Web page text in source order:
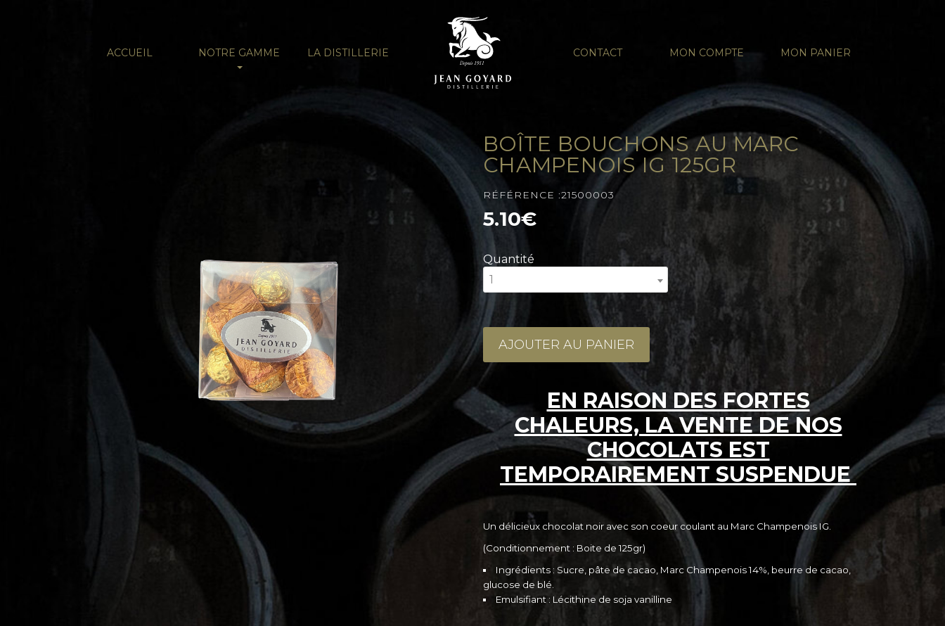
ACCUEIL NOTRE GAMME LA DISTILLERIE CONTACT MON COMPTE MON PANIER
BOÎTE BOUCHONS AU MARC
CHAMPENOIS IG 125GR
RÉFÉRENCE :21500003
5.10€
Quantité
1
AJOUTER AU PANIER
EN RAISON DES FORTES
CHALEURS, LA VENTE DE NOS
CHOCOLATS EST
TEMPORAIREMENT SUSPENDUE
Un délicieux chocolat noir avec son coeur coulant au Marc Champenois IG.
(Conditionnement : Boite de 125gr)
Ingrédients : Sucre, pâte de cacao, Marc Champenois 14%, beurre de cacao,
glucose de blé.
Emulsifiant : Lécithine de soja vanilline